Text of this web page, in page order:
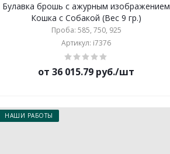
Булавка брошь с ажурным изображением
Кошка с Собакой (Вес 9 гр.)
Проба: 585, 750, 925
Артикул: i7376
от 36 015.79 руб./шт
НАШИ РАБОТЫ